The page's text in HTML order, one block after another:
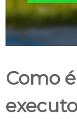
Como